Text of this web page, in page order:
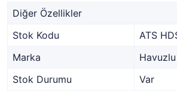
Diğer Özellikler
Stok Kodu
ATS
Marka
Stok Durumu
Var